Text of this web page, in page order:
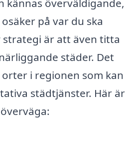
kännas överväldigande,
på var du ska
strategi är att även titta
städer. Det
i regionen som kan
städtjänster. Här är